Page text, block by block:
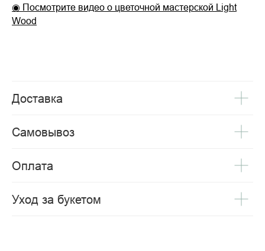
◉ Посмотрите видео о цветочной мастерской Light
Wood
Доставка
Самовывоз
Оплата
Уход за букетом